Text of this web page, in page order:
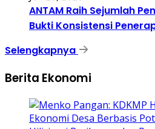
ANTAM Raih Sejumlah
Bukti Konsistensi
Selengkapnya
Berita Ekonomi